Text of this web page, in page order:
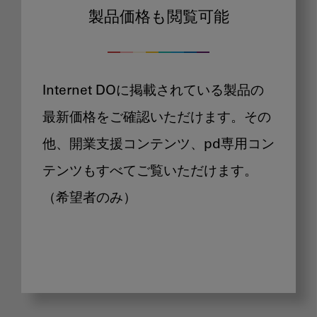
製品価格も閲覧可能
Internet DOに掲載されている製品の
最新価格をご確認いただけます。その
他、開業支援コンテンツ、pd専用コン
テンツもすべてご覧いただけます。
（希望者のみ）